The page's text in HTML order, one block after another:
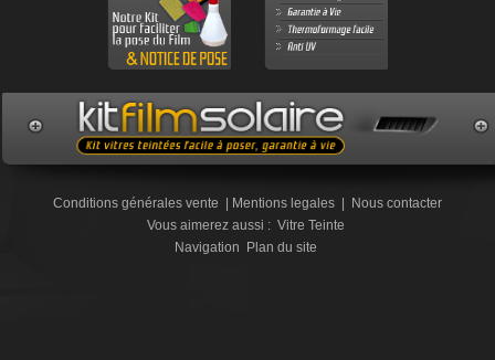
Conditions générales vente | Mentions legales | Nous contacter
Vous aimerez aussi : Vitre Teinte
Navigation Plan du site